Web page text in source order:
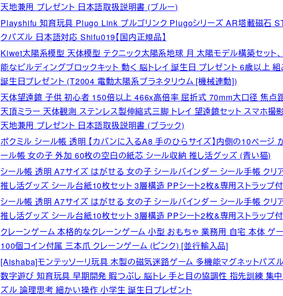
天地兼用 プレゼント 日本語取扱説明書 (ブルー)
Playshifu 知育玩具 Plugo Link プルゴリンク Plugoシリーズ AR塔載磁石
クパズル 日本語対応 Shifu019【国内正規品】
Kiwet太陽系模型 天体模型 テクニック太陽系地球 月 太陽モデル構築セット
能なビルディングブロックキット 動く 脳トレイ 誕生日 プレゼント 6歳以上
誕生日プレゼント (T2004 電動太陽系プラネタリウム [機械連動])
天体望遠鏡 子供 初心者 150倍以上 466x高倍率 屈折式 70mm大口径 焦点
天頂ミラー 天体観測 ステンレス製伸縮式三脚 トレイ 望遠鏡セット スマホ撮
天地兼用 プレゼント 日本語取扱説明書 (ブラック)
ポクミル シール帳 透明 【カバンに入るA8 手のひらサイズ】内側の10ページ
ール帳 女の子 外加 60枚の空白の紙芯 シール収納 推し活グッズ (青い猫)
シール帳 透明 A7サイズ はがせる 女の子 シールバインダー シール手帳 クリ
推し活グッズ シール台紙10枚セット 3層構造 PPシート2枚&専用ストラップ付
シール帳 透明 A7サイズ はがせる 女の子 シールバインダー シール手帳 クリ
推し活グッズ シール台紙10枚セット 3層構造 PPシート2枚&専用ストラップ付
クレーンゲーム 本格的なクレーンゲーム 小型 おもちゃ 業務用 自宅 本体 ゲ
100個コイン付属 三本爪 クレーンゲーム (ピンク) [並行輸入品]
[Aishaba]モンテッソーリ玩具 木製の磁気迷路ゲーム 多機能マグネットパ
数字遊び 知育玩具 早期開発 暇つぶし 脳トレ 手と目の協調性 指先訓練 集中
ズル 論理思考 細かい操作 小学生 誕生日プレゼント